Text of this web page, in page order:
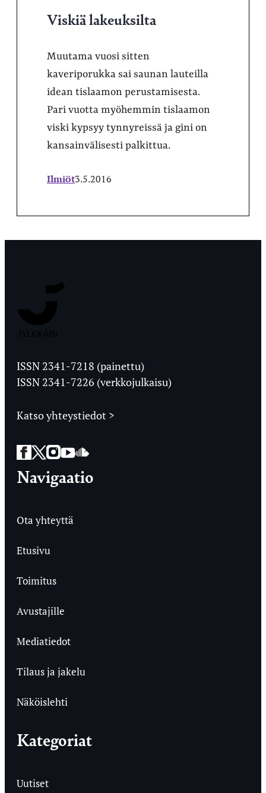
Viskiä lakeuksilta
Muutama vuosi sitten
kaveriporukka sai saunan lauteilla
idean tislaamon perustamisesta.
Pari vuotta myöhemmin tislaamon
viski kypsyy tynnyreissä ja gini on
kansainvälisesti palkittua.
Ilmiöt3.5.2016
Ylioppilaslehti
ISSN 2341-7218 (painettu)
ISSN 2341-7226 (verkkojulkaisu)
Katso yhteystiedot >
Facebook
Twitter
Instagram
YouTube
SoundCloud
Navigaatio
Ota yhteyttä
Etusivu
Toimitus
Avustajille
Mediatiedot
Tilaus ja jakelu
Näköislehti
Kategoriat
Uutiset